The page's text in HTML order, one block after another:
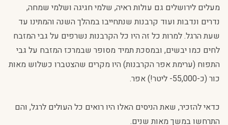
מעלים לירושלים גם עולות ראיה, שלמי חגיגה ושלמי שמחה,
נדרים ונדבות ועוד קרבנות שנתחייבו במהלך השנה והמתינו עד
שעת הרגל. למרות כל זה היו כל הקרבנות נשרפים על גבי המזבח
לחים כמו יבשים, ובמסכת תמיד מסופר שבמרכז המזבח על גבי
התפוח (ערימת אפר הקרבנות) היו מקרים שהצטברו כשלוש מאות
כור (כ-55,000- ליטר!) אפר.
כדאי להזכיר, שאת הניסים האלו היו רואים כל העולים לרגל, והם
התרחשו במשך מאות שנים.